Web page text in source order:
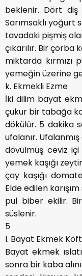
beklenir. Dört diş
Sarımsaklı yoğurt
tavadaki pişmiş
çıkarılır. Bir çorba
miktarda kırmızı
yemeğin üzerine
k. Ekmekli Ezme
İki dilim bayat
çukur bir tabağa
dökülür. 5 dakika
ufalanır.
dövülmüş ceviz içi
yemek kaşığı
çay kaşığı
Elde edilen
pul biber ekilir.
süslenir.
5
l. Bayat Ekmek
Bayat ekmek
sonra bir kaba